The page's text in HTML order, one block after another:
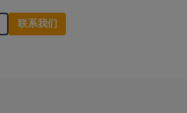
联系我们